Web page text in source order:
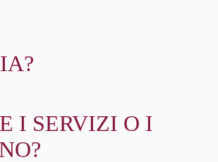
I SERVIZI O I